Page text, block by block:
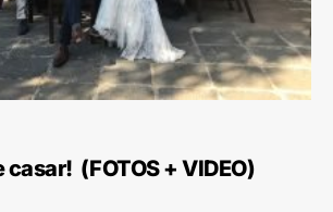
casar! (FOTOS + VIDEO)